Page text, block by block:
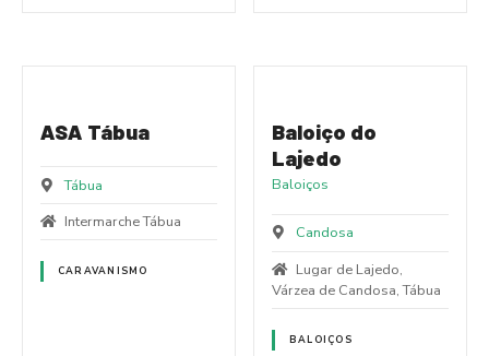
ASA Tábua
Tábua
Intermarche Tábua
CARAVANISMO
Baloiço do
Lajedo
Baloiços
Candosa
Lugar de Lajedo,
Várzea de Candosa, Tábua
BALOIÇOS